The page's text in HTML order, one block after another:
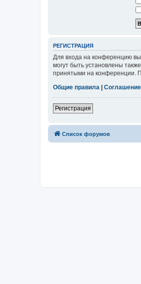
РЕГИСТРАЦИЯ
Для входа на конференцию вы
могут быть установлены
принятыми на конференции.
Общие правила
Регистрация
Список форумов